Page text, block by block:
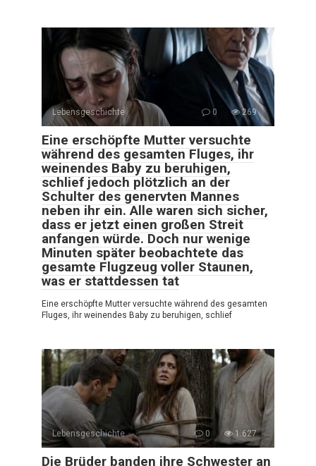
Lebensgeschichte 0 269
Eine erschöpfte Mutter versuchte
während des gesamten Fluges, ihr
weinendes Baby zu beruhigen,
schlief jedoch plötzlich an der
Schulter des genervten Mannes
neben ihr ein. Alle waren sich sicher,
dass er jetzt einen großen Streit
anfangen würde. Doch nur wenige
Minuten später beobachtete das
gesamte Flugzeug voller Staunen,
was er stattdessen tat
Eine erschöpfte Mutter versuchte während des gesamten
Fluges, ihr weinendes Baby zu beruhigen, schlief
Lebensgeschichte 0 1.627
Die Brüder banden ihre Schwester an